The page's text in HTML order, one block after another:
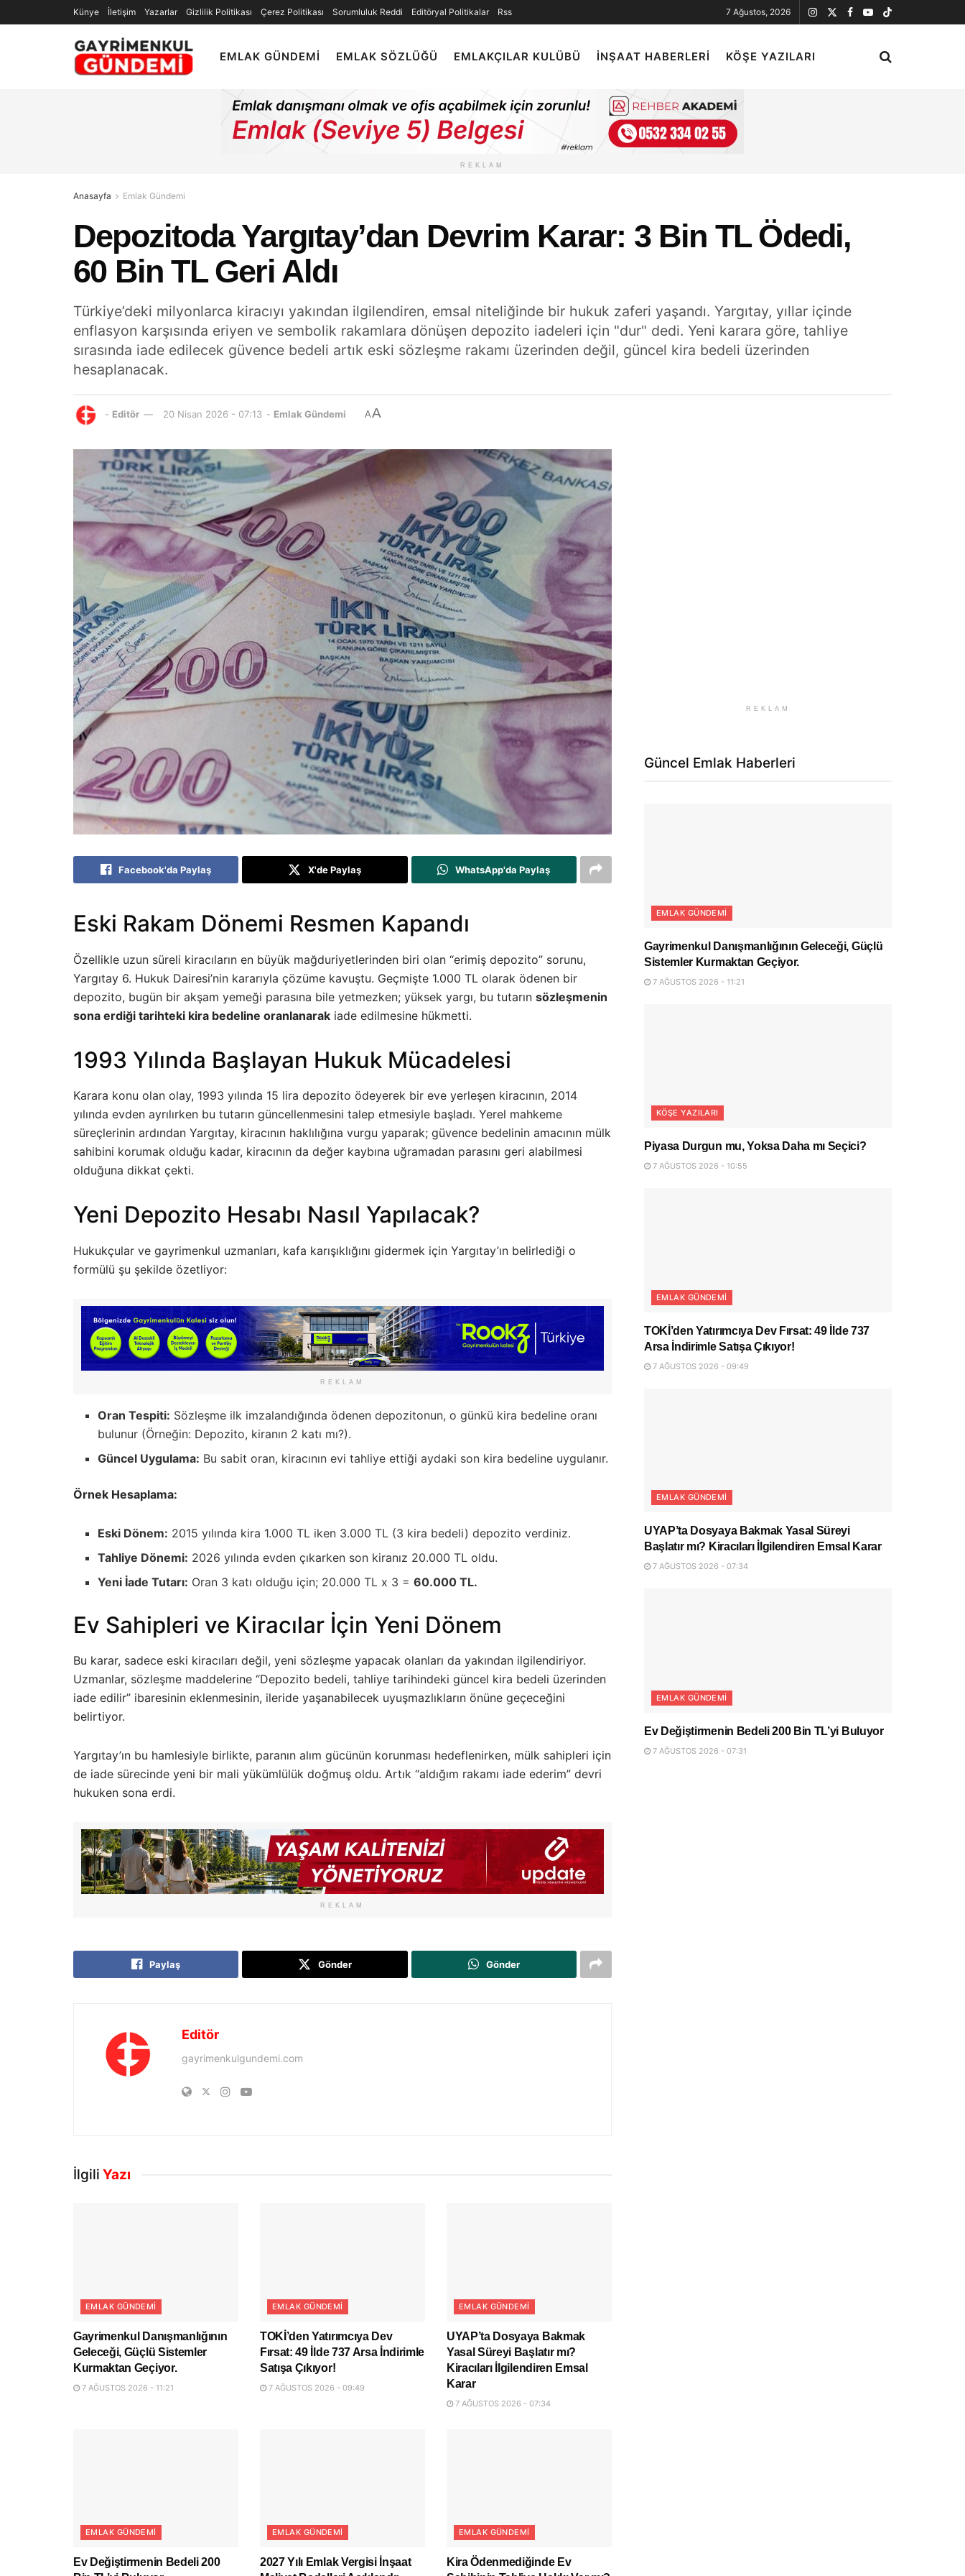
Künye İletişim Yazarlar Gizlilik Politikası Çerez Politikası Sorumluluk Reddi Editöryal Politikalar Rss 7 Ağustos, 2026
EMLAK GÜNDEMI EMLAK SÖZLÜĞÜ EMLAKÇILAR KULÜBÜ İNŞAAT HABERLERI KÖŞE YAZILARI
REKLAM
Anasayfa Emlak Gündemi
Depozitoda Yargıtay’dan Devrim Karar: 3 Bin TL Ödedi,
60 Bin TL Geri Aldı
Türkiye’deki milyonlarca kiracıyı yakından ilgilendiren, emsal niteliğinde bir hukuk zaferi yaşandı. Yargıtay, yıllar içinde
enflasyon karşısında eriyen ve sembolik rakamlara dönüşen depozito iadeleri için "dur" dedi. Yeni karara göre, tahliye
sırasında iade edilecek güvence bedeli artık eski sözleşme rakamı üzerinden değil, güncel kira bedeli üzerinden
hesaplanacak.
- Editör 20 Nisan 2026 - 07:13 - Emlak Gündemi AA
Facebook'da Paylaş X'de Paylaş WhatsApp'da Paylaş
Eski Rakam Dönemi Resmen Kapandı
Özellikle uzun süreli kiracıların en büyük mağduriyetlerinden biri olan “erimiş depozito” sorunu,
Yargıtay 6. Hukuk Dairesi’nin kararıyla çözüme kavuştu. Geçmişte 1.000 TL olarak ödenen bir
depozito, bugün bir akşam yemeği parasına bile yetmezken; yüksek yargı, bu tutarın sözleşmenin
sona erdiği tarihteki kira bedeline oranlanarak iade edilmesine hükmetti.
1993 Yılında Başlayan Hukuk Mücadelesi
Karara konu olan olay, 1993 yılında 15 lira depozito ödeyerek bir eve yerleşen kiracının, 2014
yılında evden ayrılırken bu tutarın güncellenmesini talep etmesiyle başladı. Yerel mahkeme
süreçlerinin ardından Yargıtay, kiracının haklılığına vurgu yaparak; güvence bedelinin amacının mülk
sahibini korumak olduğu kadar, kiracının da değer kaybına uğramadan parasını geri alabilmesi
olduğuna dikkat çekti.
Yeni Depozito Hesabı Nasıl Yapılacak?
Hukukçular ve gayrimenkul uzmanları, kafa karışıklığını gidermek için Yargıtay’ın belirlediği o
formülü şu şekilde özetliyor:
REKLAM
Oran Tespiti: Sözleşme ilk imzalandığında ödenen depozitonun, o günkü kira bedeline oranı
bulunur (Örneğin: Depozito, kiranın 2 katı mı?).
Güncel Uygulama: Bu sabit oran, kiracının evi tahliye ettiği aydaki son kira bedeline uygulanır.
Örnek Hesaplama:
Eski Dönem: 2015 yılında kira 1.000 TL iken 3.000 TL (3 kira bedeli) depozito verdiniz.
Tahliye Dönemi: 2026 yılında evden çıkarken son kiranız 20.000 TL oldu.
Yeni İade Tutarı: Oran 3 katı olduğu için; 20.000 TL x 3 =60.000 TL.
Ev Sahipleri ve Kiracılar İçin Yeni Dönem
Bu karar, sadece eski kiracıları değil, yeni sözleşme yapacak olanları da yakından ilgilendiriyor.
Uzmanlar, sözleşme maddelerine “Depozito bedeli, tahliye tarihindeki güncel kira bedeli üzerinden
iade edilir” ibaresinin eklenmesinin, ileride yaşanabilecek uyuşmazlıkların önüne geçeceğini
belirtiyor.
Yargıtay’ın bu hamlesiyle birlikte, paranın alım gücünün korunması hedeflenirken, mülk sahipleri için
de iade sürecinde yeni bir mali yükümlülük doğmuş oldu. Artık “aldığım rakamı iade ederim” devri
hukuken sona erdi.
REKLAM
Paylaş Gönder Gönder
Editör
gayrimenkulgundemi.com
İlgili Yazı
EMLAK GÜNDEMI
Gayrimenkul Danışmanlığının
Geleceği, Güçlü Sistemler
Kurmaktan Geçiyor.
7 AĞUSTOS 2026 - 11:21
EMLAK GÜNDEMI
TOKİ’den Yatırımcıya Dev
Fırsat: 49 İlde 737 Arsa İndirimle
Satışa Çıkıyor!
7 AĞUSTOS 2026 - 09:49
EMLAK GÜNDEMI
UYAP’ta Dosyaya Bakmak
Yasal Süreyi Başlatır mı?
Kiracıları İlgilendiren Emsal
Karar
7 AĞUSTOS 2026 - 07:34
EMLAK GÜNDEMI
Ev Değiştirmenin Bedeli 200
EMLAK GÜNDEMI
2027 Yılı Emlak Vergisi İnşaat
EMLAK GÜNDEMI
Kira Ödenmediğinde Ev
REKLAM
Güncel Emlak Haberleri
EMLAK GÜNDEMI
Gayrimenkul Danışmanlığının Geleceği, Güçlü
Sistemler Kurmaktan Geçiyor.
7 AĞUSTOS 2026 - 11:21
KÖŞE YAZILARI
Piyasa Durgun mu, Yoksa Daha mı Seçici?
7 AĞUSTOS 2026 - 10:55
EMLAK GÜNDEMI
TOKİ’den Yatırımcıya Dev Fırsat: 49 İlde 737
Arsa İndirimle Satışa Çıkıyor!
7 AĞUSTOS 2026 - 09:49
EMLAK GÜNDEMI
UYAP’ta Dosyaya Bakmak Yasal Süreyi
Başlatır mı? Kiracıları İlgilendiren Emsal Karar
7 AĞUSTOS 2026 - 07:34
EMLAK GÜNDEMI
Ev Değiştirmenin Bedeli 200 Bin TL’yi Buluyor
7 AĞUSTOS 2026 - 07:31